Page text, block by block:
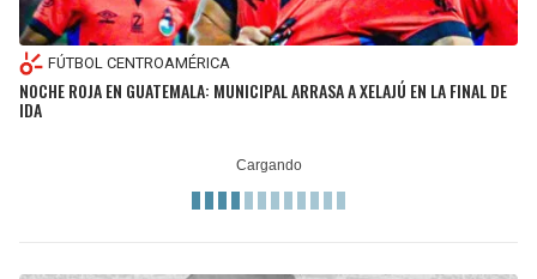
FÚTBOL CENTROAMÉRICA
NOCHE ROJA EN GUATEMALA: MUNICIPAL ARRASA A XELAJÚ EN LA FINAL DE
IDA